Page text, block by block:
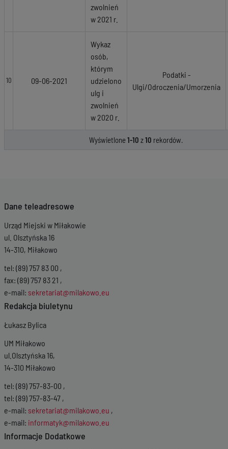
zwolnień
w 2021 r.
10 09-06-2021
Wykaz
osób,
którym
udzielono
ulg i
zwolnień
w 2020 r.
Podatki -
Ulgi/Odroczenia/Umorzenia
Wyświetlone1-10 z10 rekordów.
Dane teleadresowe
Urząd Miejski w Miłakowie
ul. Olsztyńska 16
14-310, Miłakowo
tel: (89) 757 83 00 ,
fax: (89) 757 83 21 ,
e-mail: sekretariat@milakowo.eu
Redakcja biuletynu
Łukasz Bylica
UM Miłakowo
ul.Olsztyńska 16,
14-310 Miłakowo
tel: (89) 757-83-00 ,
tel: (89) 757-83-47 ,
e-mail: sekretariat@milakowo.eu ,
e-mail: informatyk@milakowo.eu
Informacje Dodatkowe